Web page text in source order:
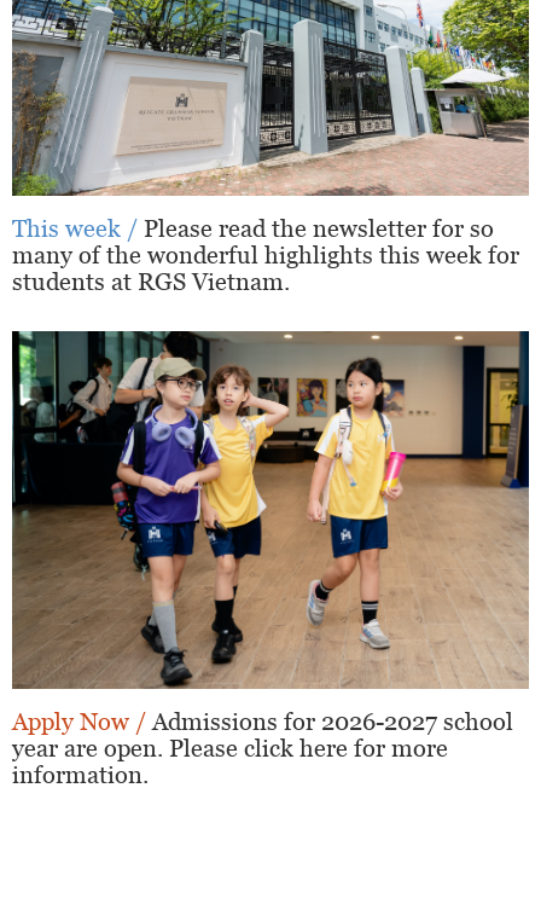
This week / Please read the newsletter for so
many of the wonderful highlights this week for
students at RGS Vietnam.
Apply Now / Admissions for 2026-2027 school
year are open. Please click here for more
information.